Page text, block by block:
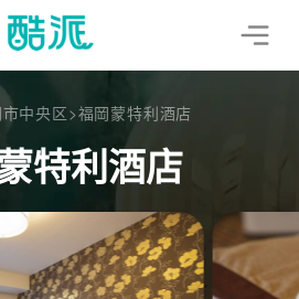
中央区>福岡蒙特利酒店
特利酒店